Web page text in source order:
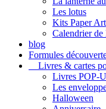
Les lotus
Kits Paper Art
Calendrier
blog
Formules
Livres & cartes
Livres POP-
Les
Halloween